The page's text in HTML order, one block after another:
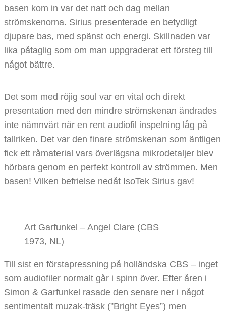
basen kom in var det natt och dag mellan
strömskenorna. Sirius presenterade en betydligt
djupare bas, med spänst och energi. Skillnaden var
lika påtaglig som om man uppgraderat ett försteg till
något bättre.
Det som med röjig soul var en vital och direkt
presentation med den mindre strömskenan ändrades
inte nämnvärt när en rent audiofil inspelning låg på
tallriken. Det var den finare strömskenan som äntligen
fick ett råmaterial vars överlägsna mikrodetaljer blev
hörbara genom en perfekt kontroll av strömmen. Men
basen! Vilken befrielse nedåt IsoTek Sirius gav!
Art Garfunkel – Angel Clare (CBS
1973, NL)
Till sist en förstapressning på holländska CBS – inget
som audiofiler normalt går i spinn över. Efter åren i
Simon & Garfunkel rasade den senare ner i något
sentimentalt muzak-träsk (”Bright Eyes”) men